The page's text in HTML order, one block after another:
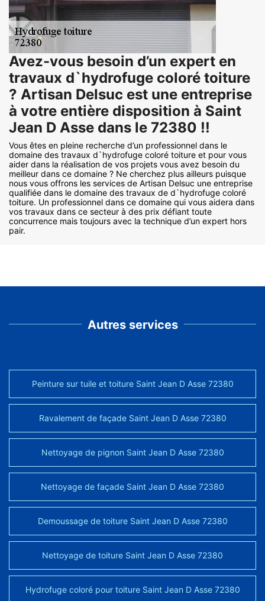
Avez-vous besoin d’un expert en
travaux d`hydrofuge coloré toiture
? Artisan Delsuc est une entreprise
à votre entière disposition à Saint
Jean D Asse dans le 72380 !!
Vous êtes en pleine recherche d’un professionnel dans le
domaine des travaux d`hydrofuge coloré toiture et pour vous
aider dans la réalisation de vos projets vous avez besoin du
meilleur dans ce domaine ? Ne cherchez plus ailleurs puisque
nous vous offrons les services de Artisan Delsuc une entreprise
qualifiée dans le domaine des travaux de d`hydrofuge coloré
toiture. Un professionnel dans ce domaine qui vous aidera dans
vos travaux dans ce secteur à des prix défiant toute
concurrence mais toujours avec la technique d’un expert hors
pair.
Autres services
Peinture sur tuile et toiture Saint Jean D Asse 72380
Ravalement de façade Saint Jean D Asse 72380
Nettoyage de pignon Saint Jean D Asse 72380
Nettoyage de façade Saint Jean D Asse 72380
Demoussage de toiture Saint Jean D Asse 72380
Nettoyage de toiture Saint Jean D Asse 72380
Hydrofuge coloré pour toiture Saint Jean D Asse 72380